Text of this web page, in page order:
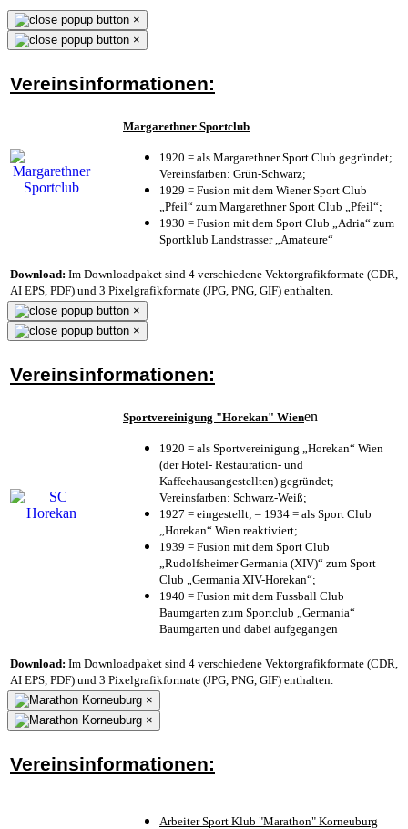
×
×
Vereinsinformationen:
Margarethner Sportclub
1920 = als Margarethner Sport Club gegründet;
Vereinsfarben: Grün-Schwarz;
1929 = Fusion mit dem Wiener Sport Club
„Pfeil“ zum Margarethner Sport Club „Pfeil“;
1930 = Fusion mit dem Sport Club „Adria“ zum
Sportklub Landstrasser „Amateure“
Download: Im Downloadpaket sind 4 verschiedene Vektorgrafikformate (CDR,
AI EPS, PDF) und 3 Pixelgrafikformate (JPG, PNG, GIF) enthalten.
×
×
Vereinsinformationen:
Sportvereinigung "Horekan" Wienen
1920 = als Sportvereinigung „Horekan“ Wien
(der Hotel- Restauration- und
Kaffeehausangestellten) gegründet;
Vereinsfarben: Schwarz-Weiß;
1927 = eingestellt; – 1934 = als Sport Club
„Horekan“ Wien reaktiviert;
1939 = Fusion mit dem Sport Club
„Rudolfsheimer Germania (XIV)“ zum Sport
Club „Germania XIV-Horekan“;
1940 = Fusion mit dem Fussball Club
Baumgarten zum Sportclub „Germania“
Baumgarten und dabei aufgegangen
Download: Im Downloadpaket sind 4 verschiedene Vektorgrafikformate (CDR,
AI EPS, PDF) und 3 Pixelgrafikformate (JPG, PNG, GIF) enthalten.
×
×
Vereinsinformationen:
Arbeiter Sport Klub "Marathon" Korneuburg